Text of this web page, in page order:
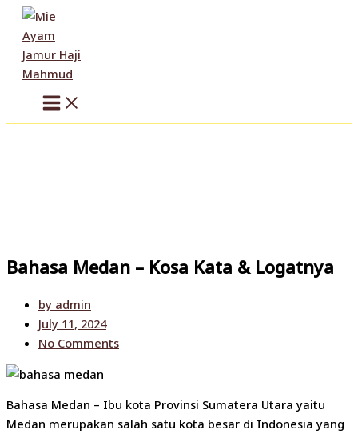
Skip
content
Bahasa Medan – Kosa Kata & Logatnya
by admin
July 11, 2024
No Comments
Bahasa Medan – Ibu kota Provinsi Sumatera Utara yaitu
Medan merupakan salah satu kota besar di Indonesia yang